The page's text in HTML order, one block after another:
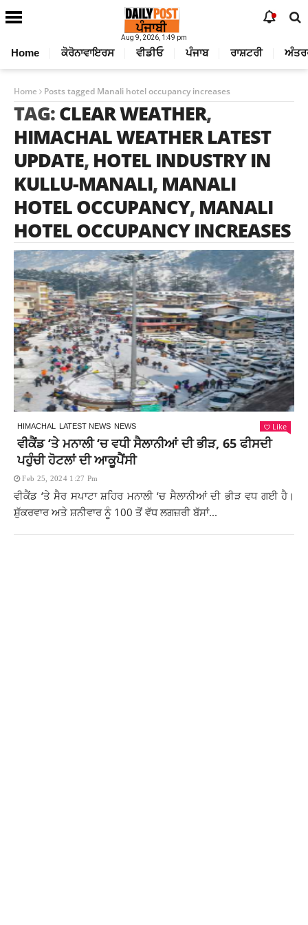
Aug 9, 2026, 1:49 pm
Home ਕੋਰੋਨਾਵਾਇਰਸ ਵੀਡੀਓ ਪੰਜਾਬ ਰਾਸ਼ਟਰੀ
Home Posts tagged Manali hotel occupancy increases
TAG:CLEAR WEATHER,
HIMACHAL WEATHER LATEST
UPDATE, HOTEL INDUSTRY IN
KULLU-MANALI, MANALI
HOTEL OCCUPANCY, MANALI
HOTEL OCCUPANCY INCREASES
HIMACHAL LATEST NEWS NEWS Like
ਵੀਕੈਂਡ ‘ਤੇ ਮਨਾਲੀ ‘ਚ ਵਧੀ ਸੈਲਾਨੀਆਂ ਦੀ ਭੀੜ, 65 ਫੀਸਦੀ
ਪਹੁੰਚੀ ਹੋਟਲਾਂ ਦੀ ਆਕੂਪੈਂਸੀ
Feb 25, 2024 1:27 Pm
ਵੀਕੈਂਡ ‘ਤੇ ਸੈਰ ਸਪਾਟਾ ਸ਼ਹਿਰ ਮਨਾਲੀ ‘ਚ ਸੈਲਾਨੀਆਂ ਦੀ ਭੀੜ ਵਧ ਗਈ ਹੈ।
ਸ਼ੁੱਕਰਵਾਰ ਅਤੇ ਸ਼ਨੀਵਾਰ ਨੂੰ 100 ਤੋਂ ਵੱਧ ਲਗਜ਼ਰੀ ਬੱਸਾਂ...